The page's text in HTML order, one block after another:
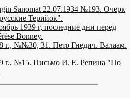
Sanomat 22.07.1934 №193. Очерк
Терийок".
1939 г, последние дни перед
Bonney.
г., №№30, 31. Петр Гнедич. Валаам.
г., №15. Письмо И. Е. Репина "По